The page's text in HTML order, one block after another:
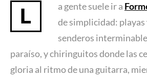
L a gente suele ir a
de simplicidad: playas
senderos
paraíso, y chiringuitos donde las
gloria al ritmo de una guitarra,